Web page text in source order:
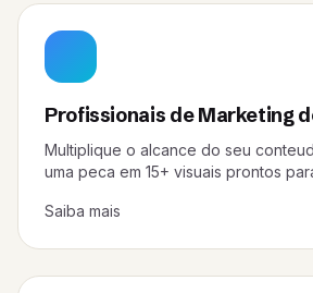
Profissionais de Marketing
Multiplique o alcance do seu
uma peca em 15+ visuais prontos
Saiba mais